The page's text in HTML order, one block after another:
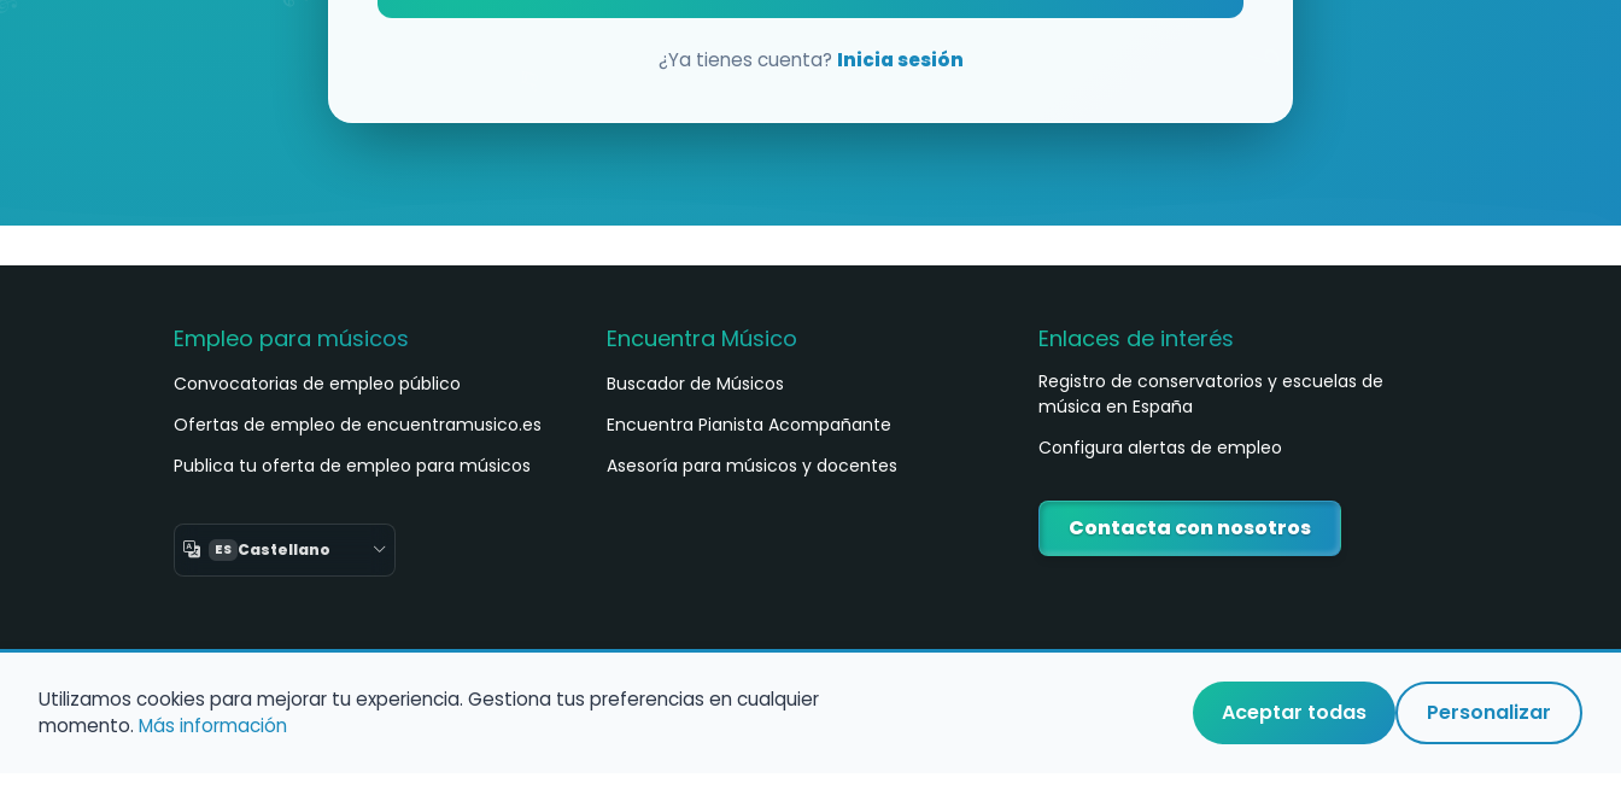
¿Ya tienes cuenta? Inicia sesión
Empleo para músicos
Convocatorias de empleo público
Ofertas de empleo de encuentramusico.es
Publica tu oferta de empleo para músicos
ES Castellano
Encuentra Músico
Buscador de Músicos
Encuentra Pianista Acompañante
Asesoría para músicos y docentes
Enlaces de interés
Registro de conservatorios y escuelas de
música en España
Configura alertas de empleo
Contacta con nosotros
Utilizamos cookies para mejorar tu experiencia. Gestiona tus preferencias en cualquier
momento. Más información Aceptar todas Personalizar